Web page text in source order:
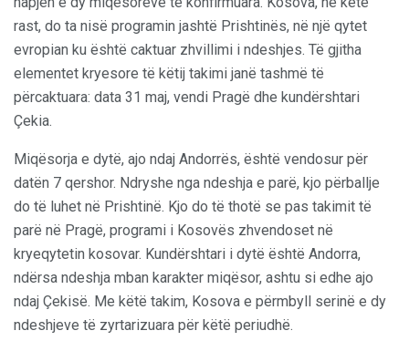
rast, do ta nisë programin jashtë Prishtinës, në një qytet
evropian ku është caktuar zhvillimi i ndeshjes. Të gjitha
elementet kryesore të këtij takimi janë tashmë të
përcaktuara: data 31 maj, vendi Pragë dhe kundërshtari
Çekia.
Miqësorja e dytë, ajo ndaj Andorrës, është vendosur për
datën 7 qershor. Ndryshe nga ndeshja e parë, kjo përballje
do të luhet në Prishtinë. Kjo do të thotë se pas takimit të
parë në Pragë, programi i Kosovës zhvendoset në
kryeqytetin kosovar. Kundërshtari i dytë është Andorra,
ndërsa ndeshja mban karakter miqësor, ashtu si edhe ajo
ndaj Çekisë. Me këtë takim, Kosova e përmbyll serinë e dy
ndeshjeve të zyrtarizuara për këtë periudhë.